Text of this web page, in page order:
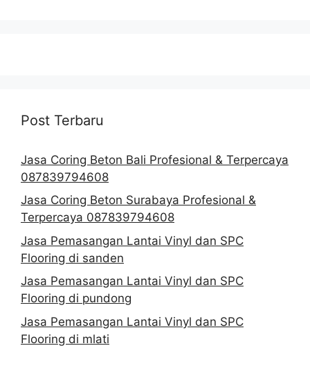
Post Terbaru
Jasa Coring Beton Bali Profesional & Terpercaya
087839794608
Jasa Coring Beton Surabaya Profesional &
Terpercaya 087839794608
Jasa Pemasangan Lantai Vinyl dan SPC
Flooring di sanden
Jasa Pemasangan Lantai Vinyl dan SPC
Flooring di pundong
Jasa Pemasangan Lantai Vinyl dan SPC
Flooring di mlati